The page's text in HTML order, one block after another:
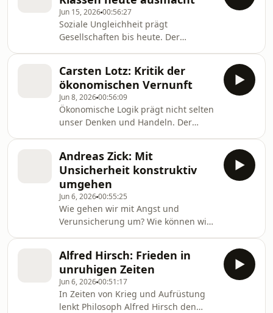
Jürgen Wiebicke spricht er darüber,
welchen Wert Gefühle in der
Demokratie haben. Von WDR 5.
Jun 15, 202600:56:27
Soziale Ungleichheit prägt
Gesellschaften bis heute. Der
Wiebicke, warum soziale Klassen
nicht nur durch Geld, sondern auch
durch Status und gesellschaftliches
Ansehen geprägt werden. Von WDR 5.
Carsten Lotz: Kritik der
ökonomischen Vernunft
Jun 8, 202600:56:09
Ökonomische Logik prägt nicht selten
unser Denken und Handeln. Der
unsere Gesellschaft bedeutet. Von
WDR 5.
Andreas Zick: Mit
Unsicherheit konstruktiv
umgehen
Jun 6, 202600:55:25
Wie gehen wir mit Angst und
Verunsicherung um? Wie können wir
Möglichkeit zu begreifen? Darüber
diskutieren Sozialpsychologe Andreas
Zick und Moderatorin Carolin Courts.
Von WDR 5.
Alfred Hirsch: Frieden in
unruhigen Zeiten
Jun 6, 202600:51:17
In Zeiten von Krieg und Aufrüstung
lenkt Philosoph Alfred Hirsch den